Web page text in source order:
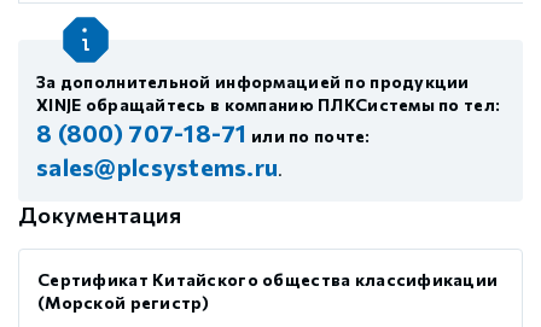
За дополнительной информацией по продукции
XINJE обращайтесь в компанию ПЛКСистемы по тел:
8 (800) 707-18-71 или по почте:
sales@plcsystems.ru.
Документация
Сертификат Китайского общества классификации
(Морской регистр)